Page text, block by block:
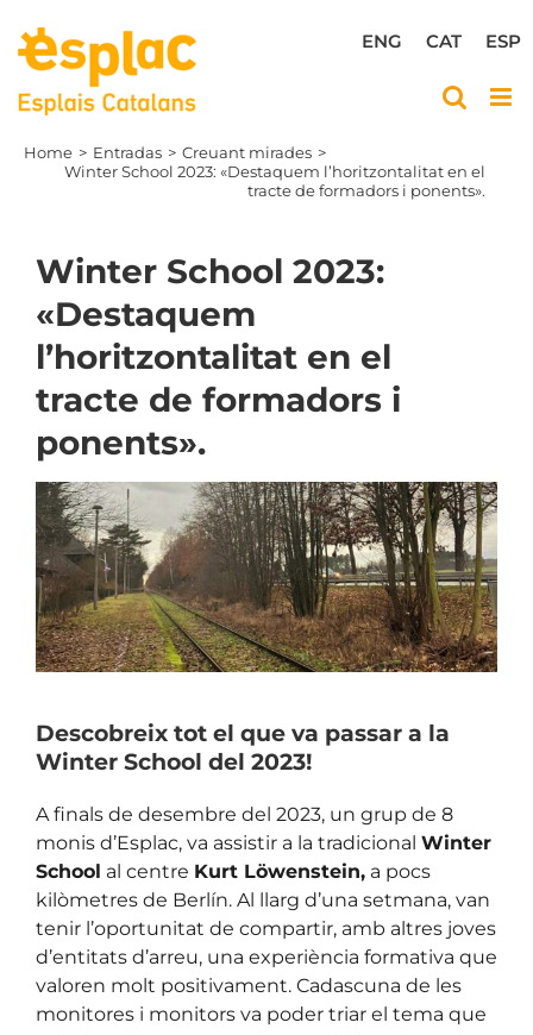
content
ESP
CAT
ENG
Home Entradas
Creuant mirades
Winter School 2023: «Destaquem l’horitzontalitat en el
tracte de formadors i ponents».
Winter School 2023:
«Destaquem
l’horitzontalitat en el
tracte de formadors i
ponents».
View
Larger
Image
Descobreix tot el que va passar a la
Winter School del 2023!
A finals de desembre del 2023, un grup de 8
monis d’Esplac, va assistir a la tradicional Winter
School al centre Kurt Löwenstein,a pocs
kilòmetres de Berlín. Al llarg d’una setmana, van
tenir l’oportunitat de compartir, amb altres joves
d’entitats d’arreu, una experiència formativa que
valoren molt positivament. Cadascuna de les
monitores i monitors va poder triar el tema que